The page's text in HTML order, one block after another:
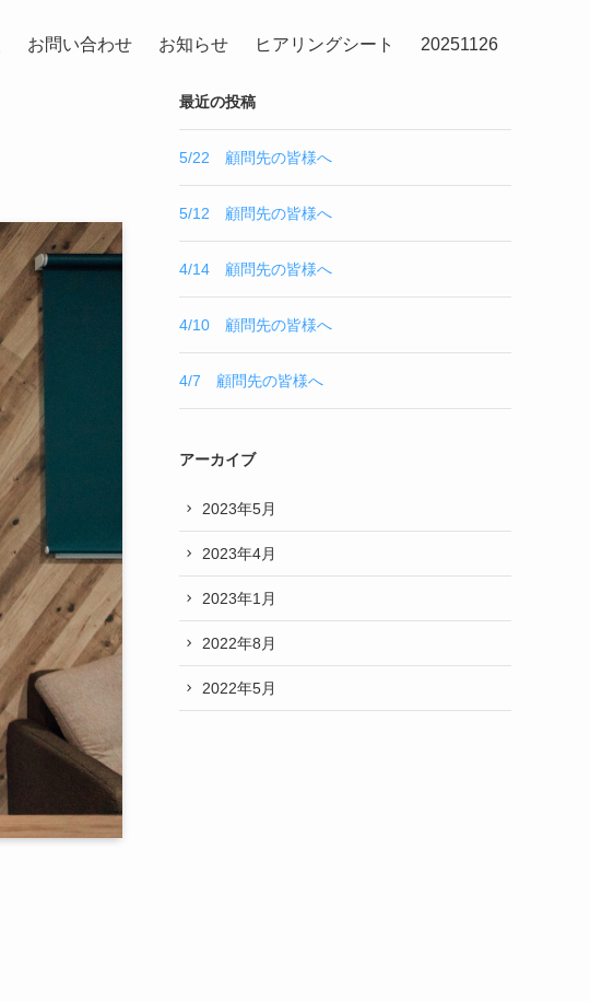
お問い合わせ お知らせ ヒアリングシート 20251126
最近の投稿
5/22 顧問先の皆様へ
5/12 顧問先の皆様へ
4/14 顧問先の皆様へ
4/10 顧問先の皆様へ
4/7 顧問先の皆様へ
アーカイブ
2023年5月
2023年4月
2023年1月
2022年8月
2022年5月